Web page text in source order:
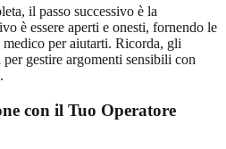
il passo successivo è la
è essere aperti e onesti, fornendo le
per aiutarti. Ricorda, gli
gestire argomenti sensibili con
con il Tuo Operatore